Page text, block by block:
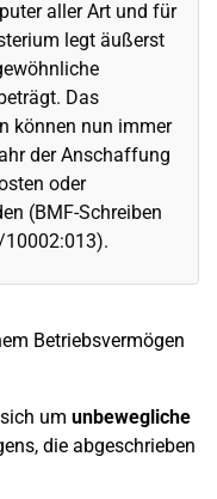
aller Art und für
legt äußerst
Das
können nun immer
der Anschaffung
oder
(BMF-Schreiben
10002:013).
Betriebsvermögen
um unbewegliche
die abgeschrieben